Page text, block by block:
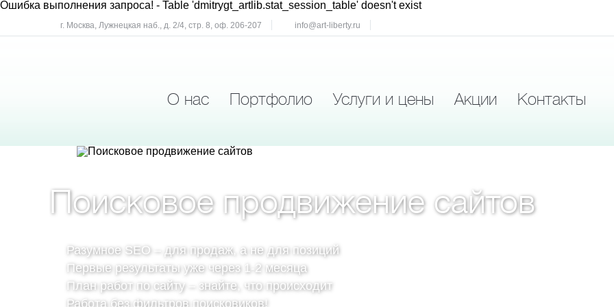
Ошибка выполнения запроса! - Table 'dmitrygt_artlib.stat_session_table' doesn't exist
г. Москва, Лужнецкая наб., д. 2/4, стр. 8, оф. 206-207 info@art-liberty.ru
О нас Портфолио Услуги и цены Акции Контакты
Поисковое продвижение сайтов
Разумное SEO – для продаж, а не для позиций
Первые результаты уже через 1-2 месяца
План работ по сайту – знайте, что происходит
Работа без фильтров поисковиков!